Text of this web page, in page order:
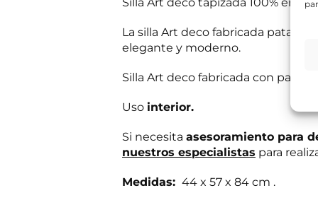
La silla Art deco fabricada patas
elegante y moderno.
Silla Art deco fabricada con patas
Uso interior.
Si necesita asesoramiento para
nuestros especialistas para
Medidas: 44 x 57 x 84 cm .
e
i
s
?
*
Responsable
Destinatarios:
momento;
a su
Puede consultar
R
G
P
*
He leído
*
*n